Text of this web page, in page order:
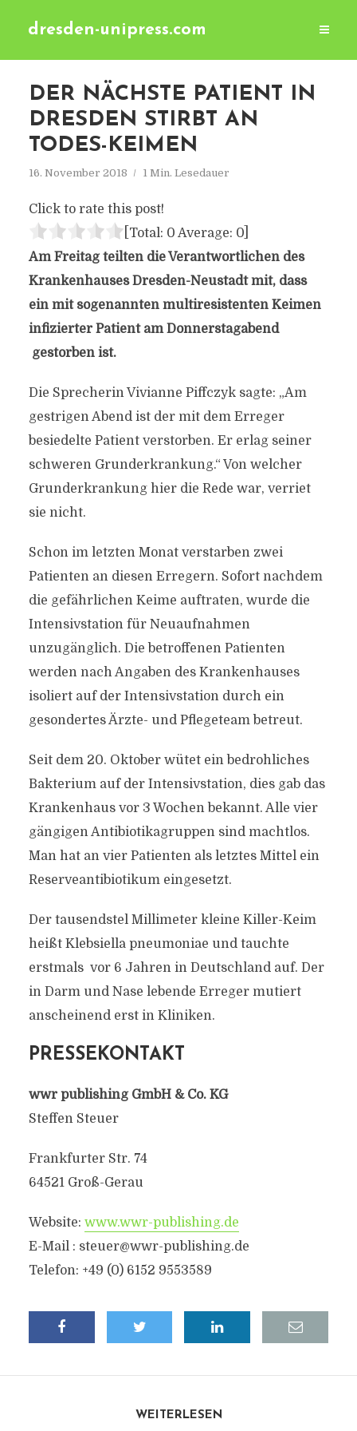
dresden-unipress.com
DER NÄCHSTE PATIENT IN
DRESDEN STIRBT AN
TODES-KEIMEN
16. November 2018 1 Min. Lesedauer
Click to rate this post!
[Total: 0 Average: 0]
Am Freitag teilten die Verantwortlichen des
Krankenhauses Dresden-Neustadt mit, dass
ein mit sogenannten multiresistenten Keimen
infizierter Patient am Donnerstagabend
gestorben ist.
Die Sprecherin Vivianne Piffczyk sagte: „Am
gestrigen Abend ist der mit dem Erreger
besiedelte Patient verstorben. Er erlag seiner
schweren Grunderkrankung.“ Von welcher
Grunderkrankung hier die Rede war, verriet
sie nicht.
Schon im letzten Monat verstarben zwei
Patienten an diesen Erregern. Sofort nachdem
die gefährlichen Keime auftraten, wurde die
Intensivstation für Neuaufnahmen
unzugänglich. Die betroffenen Patienten
werden nach Angaben des Krankenhauses
isoliert auf der Intensivstation durch ein
gesondertes Ärzte- und Pflegeteam betreut.
Seit dem 20. Oktober wütet ein bedrohliches
Bakterium auf der Intensivstation, dies gab das
Krankenhaus vor 3 Wochen bekannt. Alle vier
gängigen Antibiotikagruppen sind machtlos.
Man hat an vier Patienten als letztes Mittel ein
Reserveantibiotikum eingesetzt.
Der tausendstel Millimeter kleine Killer-Keim
heißt Klebsiella pneumoniae und tauchte
erstmals vor 6 Jahren in Deutschland auf. Der
in Darm und Nase lebende Erreger mutiert
anscheinend erst in Kliniken.
PRESSEKONTAKT
wwr publishing GmbH & Co. KG
Steffen Steuer
Frankfurter Str. 74
64521 Groß-Gerau
Website: www.wwr-publishing.de
E-Mail : steuer@wwr-publishing.de
Telefon: +49 (0) 6152 9553589
WEITERLESEN